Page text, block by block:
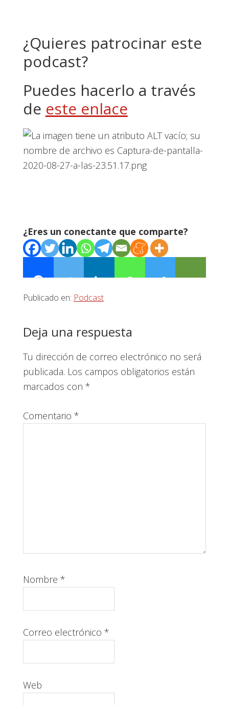
¿Quieres patrocinar este
podcast?
Puedes hacerlo a través
de este enlace
¿Eres un conectante que comparte?
Publicado en: Podcast
Interacciones
con
los
lectores
Deja una respuesta
Tu dirección de correo electrónico no será
publicada. Los campos obligatorios están
marcados con *
Comentario *
Nombre *
Correo electrónico *
Web